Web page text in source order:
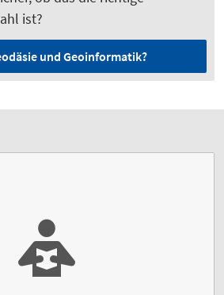
ist?
und Geoinformatik?